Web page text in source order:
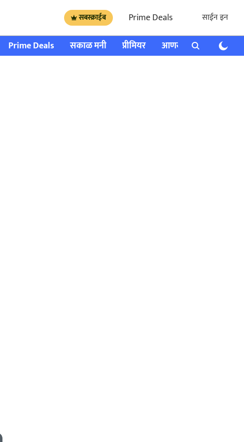
सबस्क्राईब Prime Deals साईन इन
Prime Deals सकाळ मनी प्रीमियर आणखी राशी भविष्य